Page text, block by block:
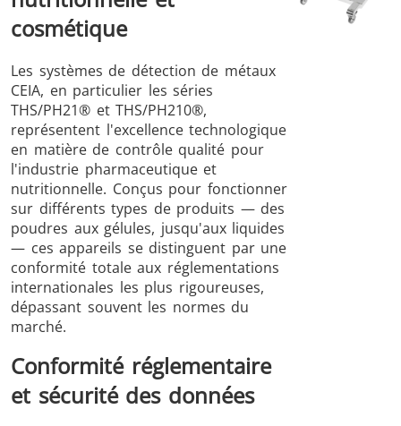
4.0
cosmétique
Les systèmes de détection de métaux
CEIA, en particulier les séries
THS/PH21® et THS/PH210®,
représentent l'excellence technologique
en matière de contrôle qualité pour
l'industrie pharmaceutique et
nutritionnelle. Conçus pour fonctionner
sur différents types de produits — des
poudres aux gélules, jusqu'aux liquides
— ces appareils se distinguent par une
conformité totale aux réglementations
internationales les plus rigoureuses,
dépassant souvent les normes du
marché.
Conformité réglementaire
et sécurité des données